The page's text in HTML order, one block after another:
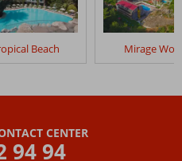
Beach Mirage
CENTER
94 94